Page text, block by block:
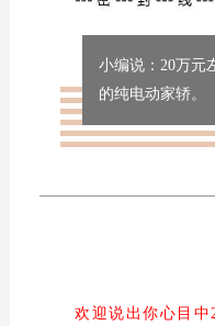
小编说：20万元
的纯电动家轿。
欢迎说出你心目